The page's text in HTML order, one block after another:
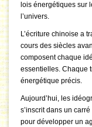
lois énergétiques sur
l’univers.
L’écriture chinoise a
cours des siècles
composent chaque
essentielles. Chaque
énergétique précis.
Aujourd’hui, les
s’inscrit dans un
pour développer un